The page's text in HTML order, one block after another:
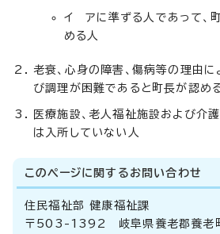
イ アに準ずる人であって、
める人
老衰、心身の障害、傷病等の理由に
び調理が困難であると町長が認め
医療施設、老人福祉施設および介
は入所していない人
このページに関する お問い合わせ
住民福祉部 健康福祉課
〒503-1392 岐阜県養老郡養老